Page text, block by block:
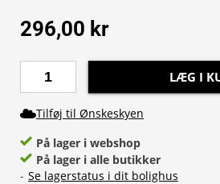
296,00 kr
LÆG I
Tilføj til Ønskeskyen
På lager i webshop
På lager i alle butikker
- Se lagerstatus i dit bolighus